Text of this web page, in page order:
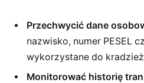
Przechwycić dane
nazwisko, numer PESEL
wykorzystane do
Monitorować historię